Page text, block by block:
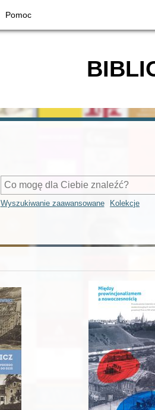
Pomoc
Wyszukiwanie zaawansowane Kolekcje